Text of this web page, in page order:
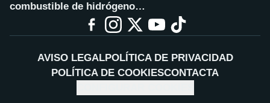
combustible de hidrógeno…
AVISO LEGALPOLÍTICA DE PRIVACIDAD
POLÍTICA DE COOKIESCONTACTA